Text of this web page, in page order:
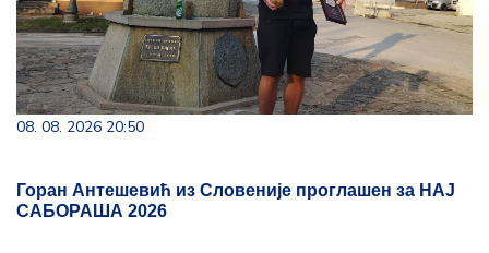
08. 08. 2026 20:50
Горан Антешевић из Словеније проглашен за НАЈ
САБОРАША 2026